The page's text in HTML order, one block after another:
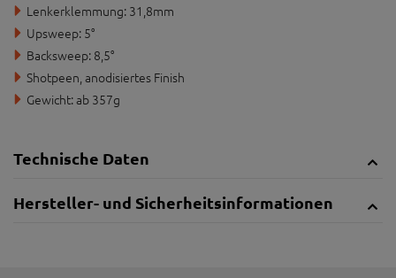
Lenkerklemmung: 31,8mm
Upsweep: 5°
Backsweep: 8,5°
Shotpeen, anodisiertes Finish
Gewicht: ab 357g
Technische Daten
Hersteller- und Sicherheitsinformationen